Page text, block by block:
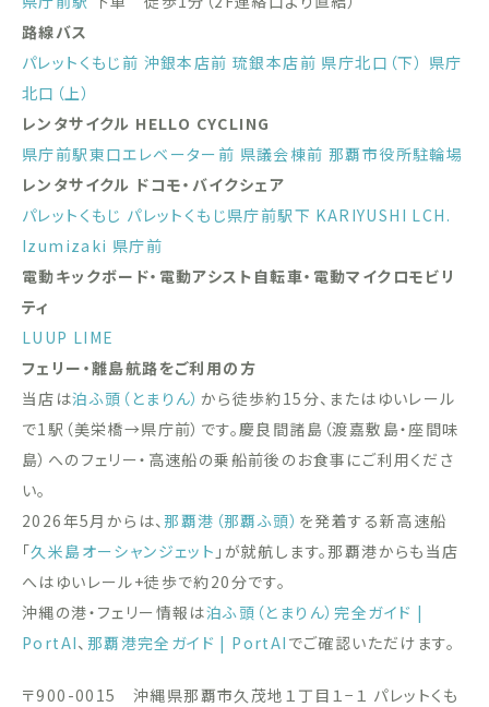
路線バス
パレットくもじ前 沖銀本店前 琉銀本店前 県庁北口（下） 県庁
北口（上）
レンタサイクル HELLO CYCLING
県庁前駅東口エレベーター前 県議会棟前 那覇市役所駐輪場
レンタサイクル ドコモ・バイクシェア
パレットくもじ パレットくもじ県庁前駅下 KARIYUSHI LCH.
Izumizaki 県庁前
電動キックボード・電動アシスト自転車・電動マイクロモビリ
ティ
LUUP LIME
フェリー・離島航路をご利用の方
当店は泊ふ頭（とまりん） から徒歩約15分、またはゆいレール
で1駅（美栄橋→県庁前）です。慶良間諸島（渡嘉敷島・座間味
島）へのフェリー・高速船の乗船前後のお食事にご利用くださ
い。
2026年5月からは、那覇港（那覇ふ頭） を発着する新高速船
「久米島オーシャンジェット 」が就航します。那覇港からも当店
へはゆいレール+徒歩で約20分です。
沖縄の港・フェリー情報は泊ふ頭（とまりん）完全ガイド |
PortAI、 那覇港完全ガイド | PortAI でご確認いただけます。
〒900-0015 沖縄県那覇市久茂地１丁目１−１ パレットくも